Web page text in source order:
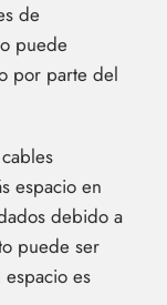
de
puede
por parte del
espacio en
debido a
puede ser
es